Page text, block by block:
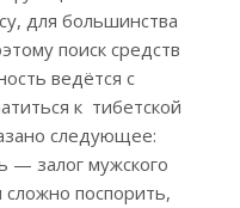
для большинства
поиск средств
ведётся с
к тибетской
следующее:
— залог мужского
поспорить,